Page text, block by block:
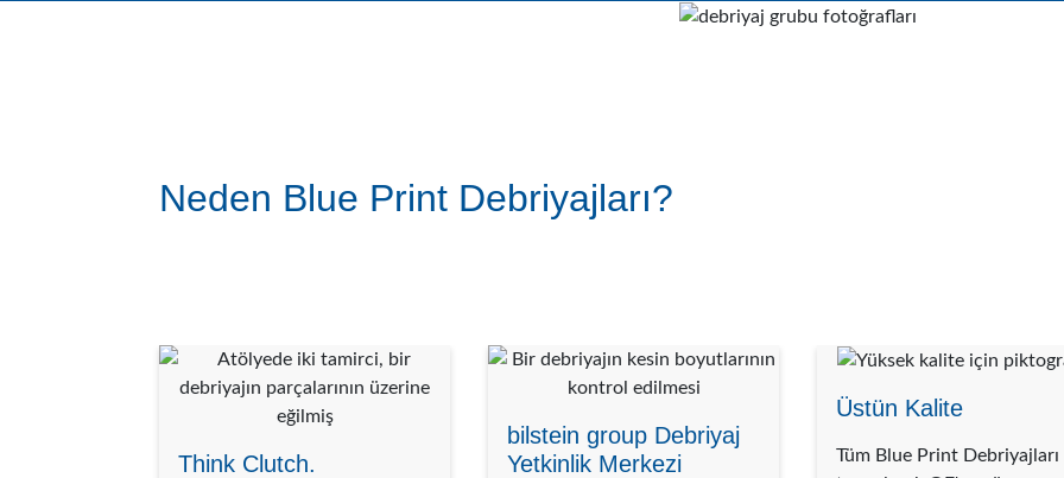
Neden Blue Print Debriyajları?
Think Clutch.
bilstein group Debriyaj
Yetkinlik Merkezi
Üstün Kalite
Tüm Blue Print Debriyajları